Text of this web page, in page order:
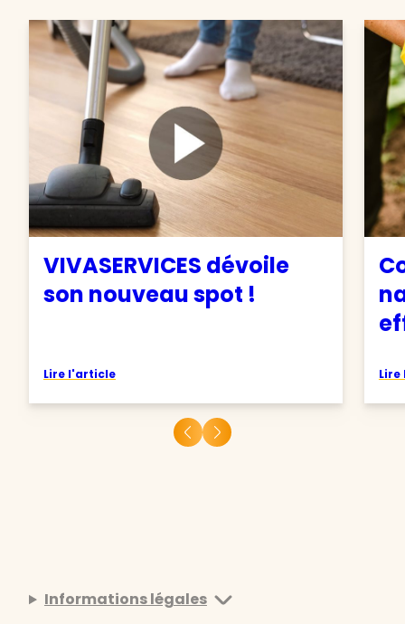
VIVASERVICES dévoile
son nouveau spot !
Lire l'article
Informations légales